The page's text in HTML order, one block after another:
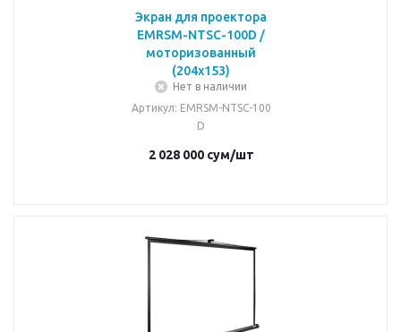
Экран для проектора
EMRSM-NTSC-100D /
моторизованный
(204х153)
Нет в наличии
Артикул: EMRSM-NTSC-100
D
2 028 000сум/шт